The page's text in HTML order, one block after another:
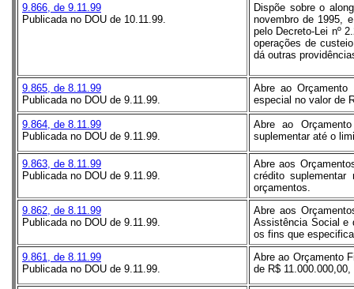
9.866, de 9.11.99
Publicada no DOU de 10.11.99.
Dispõe sobre o
novembro de 1995,
pelo Decreto-Lei nº
operações de
dá outras
9.865, de 8.11.99
Publicada no DOU de 9.11.99.
Abre ao
especial no valor de
9.864, de 8.11.99
Publicada no DOU de 9.11.99.
Abre ao
suplementar até o
9.863, de 8.11.99
Publicada no DOU de 9.11.99.
Abre aos
crédito
orçamentos.
9.862, de 8.11.99
Publicada no DOU de 9.11.99.
Abre aos
Assistência Social e
os fins que
9.861, de 8.11.99
Publicada no DOU de 9.11.99.
Abre ao Orçamento
de R$